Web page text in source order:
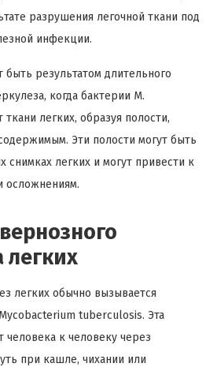
разрушения легочной ткани под
инфекции.
быть результатом длительного
когда бактерии М.
легких, образуя полости,
Эти полости могут быть
снимках легких и могут привести к
осложнениям.
легких
легких обычно вызывается
tuberculosis. Эта
человека к человеку через
при кашле, чихании или